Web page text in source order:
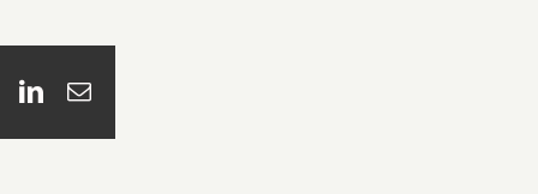
LinkedIn
Email